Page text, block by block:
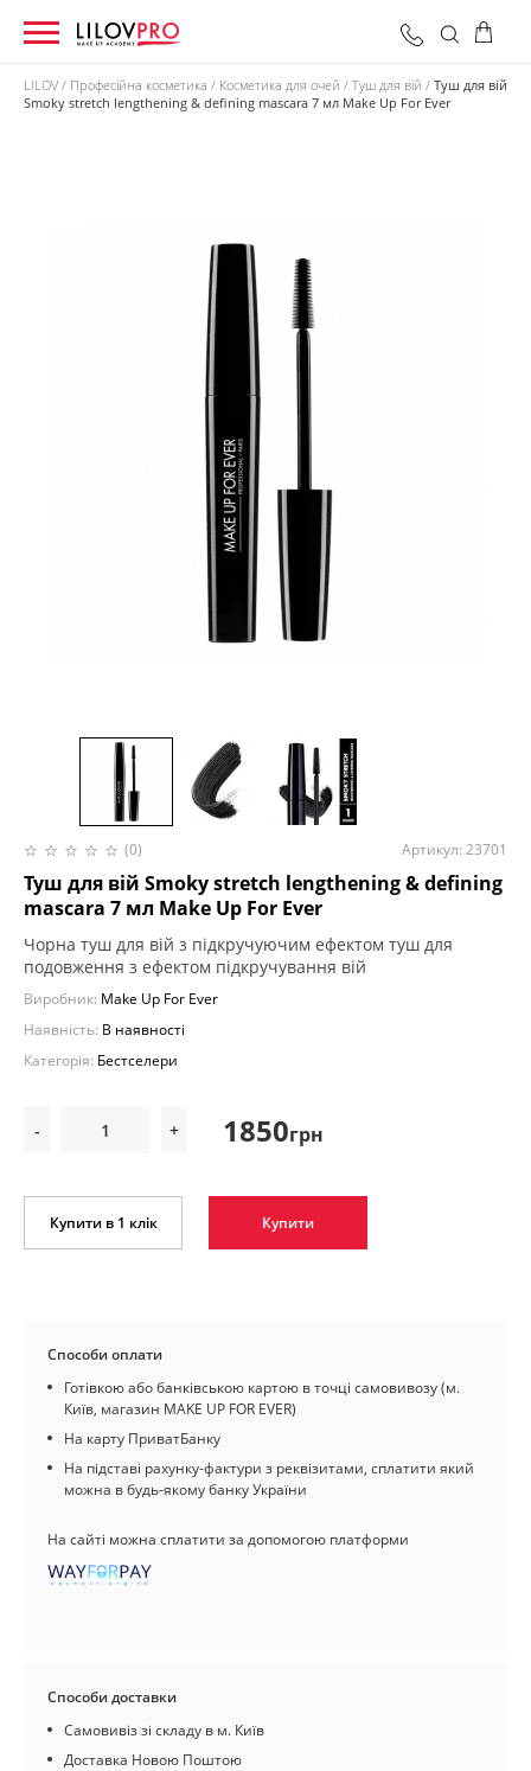
LILOV Професійна косметика Косметика для очей Туш для вій
Туш для вій
Smoky stretch lengthening & defining mascara 7 мл Make Up For Ever
(0) Артикул: 23701
Туш для вій Smoky stretch lengthening & defining
mascara 7 мл Make Up For Ever
Чорна туш для вій з підкручуючим ефектом туш для
подовження з ефектом підкручування вій
Виробник: Make Up For Ever
Наявність: В наявності
Категорія: Бестселери
- + 1850грн
Купити в 1 клік Купити
Способи оплати
Готівкою або банківською картою в точці самовивозу (м.
Київ, магазин MAKE UP FOR EVER)
На карту ПриватБанку
На підставі рахунку-фактури з реквізитами, сплатити який
можна в будь-якому банку України
На сайті можна сплатити за допомогою платформи
Способи доставки
Самовивіз зі складу в м. Київ
Доставка Новою Поштою